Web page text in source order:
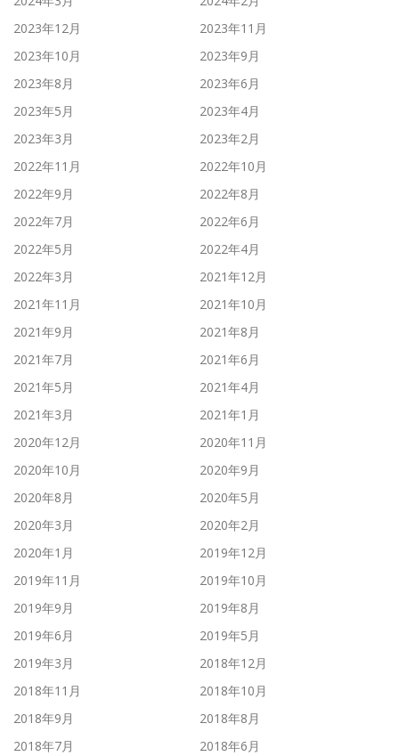
2023年12月
2023年11月
2023年10月
2023年9月
2023年8月
2023年6月
2023年5月
2023年4月
2023年3月
2023年2月
2022年11月
2022年10月
2022年9月
2022年8月
2022年7月
2022年6月
2022年5月
2022年4月
2022年3月
2021年12月
2021年11月
2021年10月
2021年9月
2021年8月
2021年7月
2021年6月
2021年5月
2021年4月
2021年3月
2021年1月
2020年12月
2020年11月
2020年10月
2020年9月
2020年8月
2020年5月
2020年3月
2020年2月
2020年1月
2019年12月
2019年11月
2019年10月
2019年9月
2019年8月
2019年6月
2019年5月
2019年3月
2018年12月
2018年11月
2018年10月
2018年9月
2018年8月
2018年7月
2018年6月